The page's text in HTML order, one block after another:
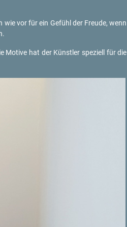
vor für ein Ge­fühl der Freu­de, wenn
Mo­ti­ve hat der Künst­ler spe­zi­ell für die